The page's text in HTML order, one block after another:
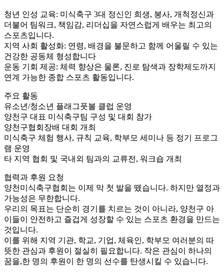
청년 인성 교육: 미식축구 3대 정신인 희생, 봉사, 개척정신과
더불어 팀워크, 책임감, 리더십을 자연스럽게 배우는 최고의
스포츠입니다.
지역 사회 활성화: 연령, 배경을 불문하고 함께 어울릴 수 있는
건강한 공동체 형성합니다
운동 기회 제공: 체력 향상은 물론, 진로 탐색과 장학제도까지
연계 가능한 종합 스포츠 활동입니다.
주요 활동
유소년/청소년 플래그풋볼 클럽 운영
양천구 대표 미식축구팀 구성 및 대회 참가
양천구협회장배 대회 개최
미식축구 체험 행사, 규칙 교육, 학부모 세미나 등 정기 프로그
램 운영
타 지역 협회 및 국내외 팀과의 교류전, 워크숍 개최
협력과 후원 요청
양천미식축구협회는 이제 막 첫 발을 뗐습니다. 하지만 열정과
가능성은 무한합니다.
우리의 목표는 단순히 경기를 치르는 것이 아니라, 양천구 아
이들이 안전하고 즐겁게 성장할 수 있는 스포츠 환경을 만드는
것입니다.
이를 위해 지역 기관, 학교, 기업, 체육인, 학부모 여러분의 따
뜻한 관심과 후원이 절실히 필요합니다. 작은 관심이 하나의
꿈을,한 명의 후원이 한 명의 선수를 탄생시킬 수 있습니다.